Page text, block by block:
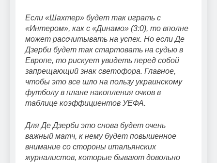
Если «Шахтер» будет так играть с
«Интером», как с «Динамо» (3:0), то вполне
может рассчитывать на успех. Но если Де
Дзерби будет так стартовать на судью в
Европе, то рискует увидеть перед собой
запрещающий знак светофора. Главное,
чтобы это все шло на пользу украинскому
футболу в плане накопления очков в
таблице коэффициентов УЕФА.
Для Де Дзерби это снова будет очень
важный матч, к нему будет повышенное
внимание со стороны итальянских
журналистов, которые бывают довольно